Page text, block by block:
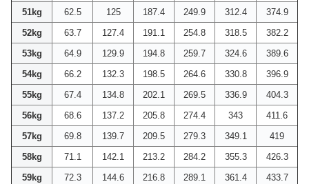
51kg
62.5 125 187.4 249.9 312.4
374.9
52kg
63.7 127.4 191.1 254.8 318.5
382.2
53kg
64.9 129.9 194.8 259.7 324.6
389.6
54kg
66.2 132.3 198.5 264.6 330.8
396.9
55kg
67.4 134.8 202.1 269.5 336.9
404.3
56kg
68.6 137.2 205.8 274.4 343
411.6
57kg
69.8 139.7 209.5 279.3 349.1
419
58kg
71.1 142.1 213.2 284.2 355.3
426.3
59kg
72.3 144.6 216.8 289.1 361.4
433.7